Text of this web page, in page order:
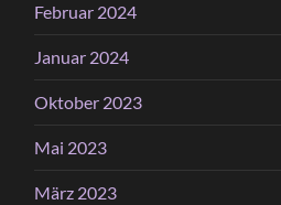
Februar 2024
Januar 2024
Oktober 2023
Mai 2023
März 2023